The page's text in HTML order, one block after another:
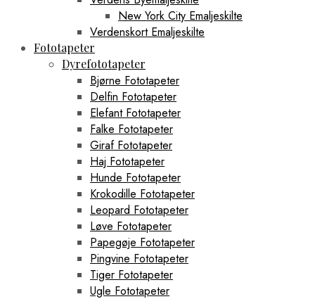
New York City Emaljeskilte
Verdenskort Emaljeskilte
Fototapeter
Dyrefototapeter
Bjørne Fototapeter
Delfin Fototapeter
Elefant Fototapeter
Falke Fototapeter
Giraf Fototapeter
Haj Fototapeter
Hunde Fototapeter
Krokodille Fototapeter
Leopard Fototapeter
Løve Fototapeter
Papegøje Fototapeter
Pingvine Fototapeter
Tiger Fototapeter
Ugle Fototapeter